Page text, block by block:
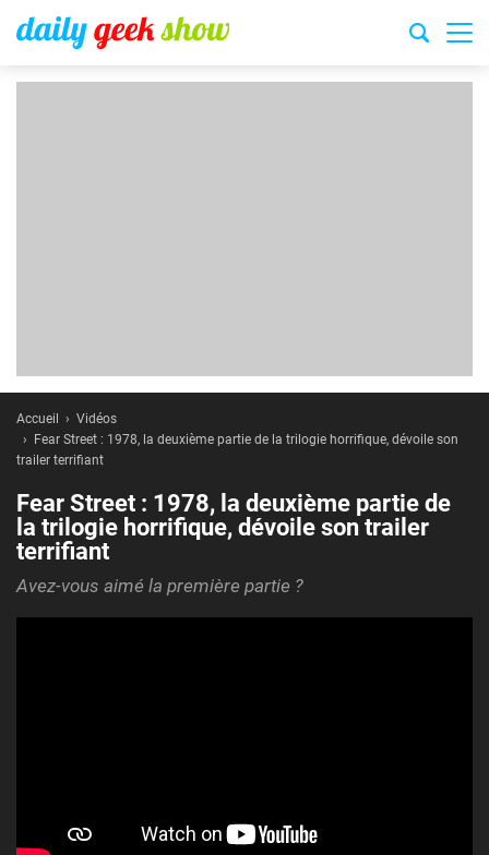
Accueil
Vidéos
Fear Street : 1978, la deuxième partie de la trilogie horrifique, dévoile son
trailer terrifiant
Fear Street : 1978, la deuxième partie de
la trilogie horrifique, dévoile son trailer
terrifiant
Avez-vous aimé la première partie ?